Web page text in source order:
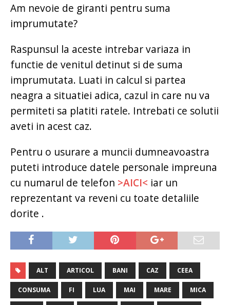
Am nevoie de giranti pentru suma
imprumutate?
Raspunsul la aceste intrebar variaza in
functie de venitul detinut si de suma
imprumutata. Luati in calcul si partea
neagra a situatiei adica, cazul in care nu va
permiteti sa platiti ratele. Intrebati ce solutii
aveti in acest caz.
Pentru o usurare a muncii dumneavoastra
puteti introduce datele personale impreuna
cu numarul de telefon >AICI< iar un
reprezentant va reveni cu toate detaliile
dorite .
ALT ARTICOL BANI CAZ CEEA
CONSUMA FI LUA MAI MARE MICA